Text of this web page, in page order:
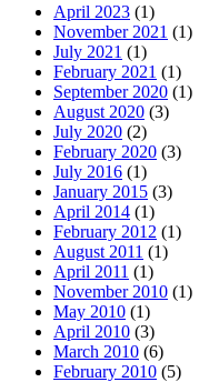
April 2023 (1)
November 2021 (1)
July 2021 (1)
February 2021 (1)
September 2020 (1)
August 2020 (3)
July 2020 (2)
February 2020 (3)
July 2016 (1)
January 2015 (3)
April 2014 (1)
February 2012 (1)
August 2011 (1)
April 2011 (1)
November 2010 (1)
May 2010 (1)
April 2010 (3)
March 2010 (6)
February 2010 (5)